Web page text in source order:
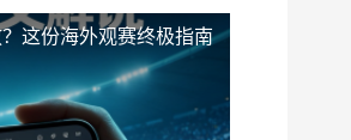
这份海外观赛终极指南